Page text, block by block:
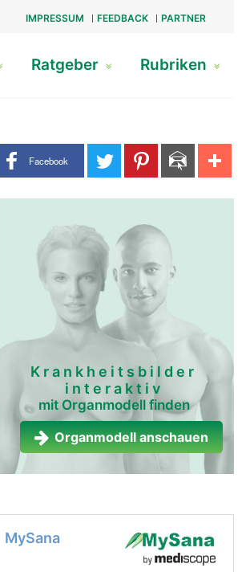
IMPRESSUM FEEDBACK PARTNER
Ratgeber Rubriken
Share buttons
Facebook
Krankheitsbilder
interaktiv
mit Organmodell finden
Organmodell anschauen
MySana